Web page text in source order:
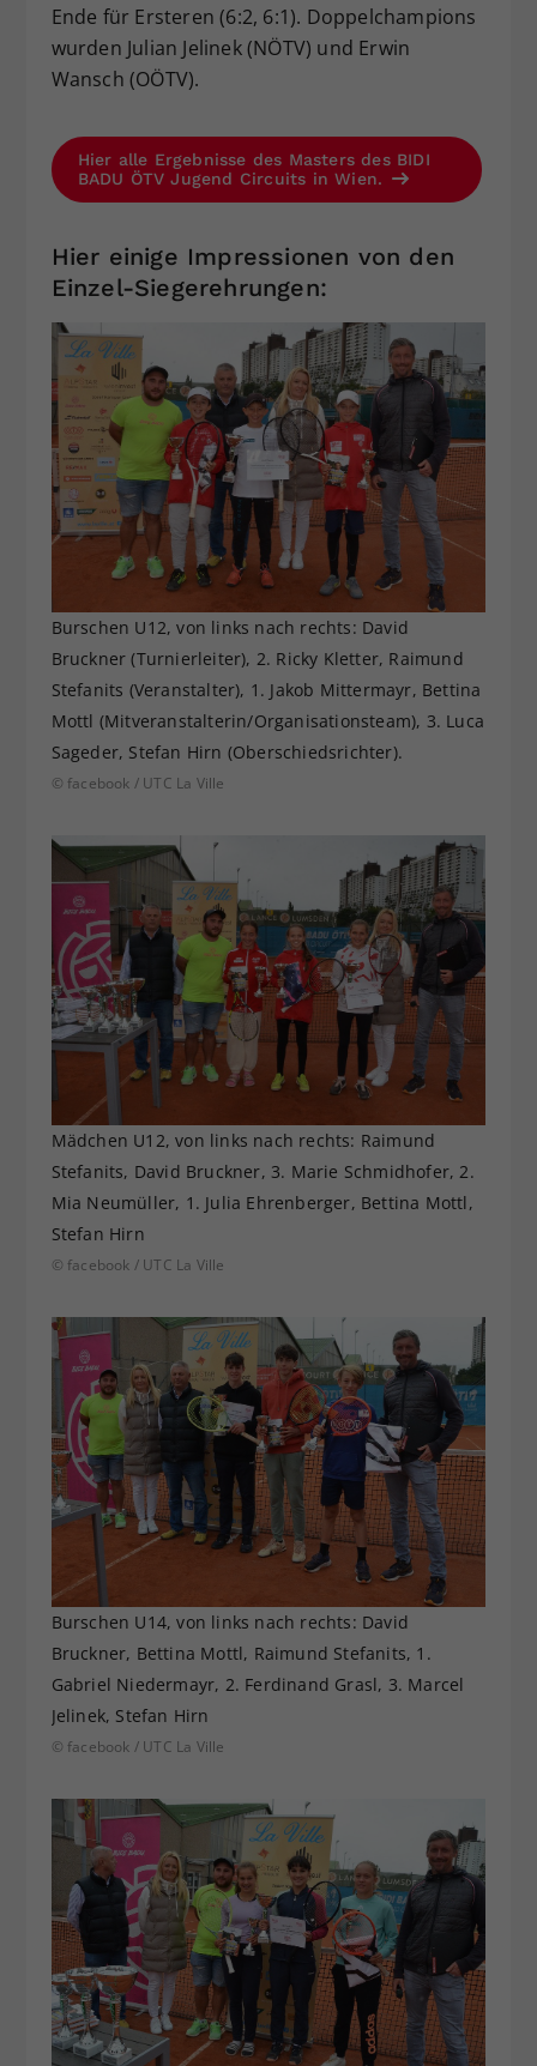
Ende für Ersteren (6:2, 6:1). Doppelchampions
wurden Julian Jelinek (NÖTV) und Erwin
Wansch (OÖTV).
Hier alle Ergebnisse des Masters des BIDI
BADU ÖTV Jugend Circuits in Wien.
Hier einige Impressionen von den
Einzel-Siegerehrungen:
Burschen U12, von links nach rechts: David
Bruckner (Turnierleiter), 2. Ricky Kletter, Raimund
Stefanits (Veranstalter), 1. Jakob Mittermayr, Bettina
Mottl (Mitveranstalterin/Organisationsteam), 3. Luca
Sageder, Stefan Hirn (Oberschiedsrichter).
© facebook / UTC La Ville
Mädchen U12, von links nach rechts: Raimund
Stefanits, David Bruckner, 3. Marie Schmidhofer, 2.
Mia Neumüller, 1. Julia Ehrenberger, Bettina Mottl,
Stefan Hirn
© facebook / UTC La Ville
Burschen U14, von links nach rechts: David
Bruckner, Bettina Mottl, Raimund Stefanits, 1.
Gabriel Niedermayr, 2. Ferdinand Grasl, 3. Marcel
Jelinek, Stefan Hirn
© facebook / UTC La Ville